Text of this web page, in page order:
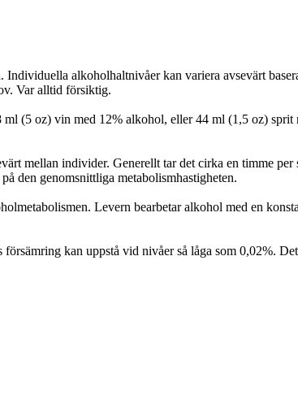
alkoholhaltnivåer kan variera avsevärt
Var alltid försiktig.
(5 oz) vin med 12% alkohol, eller 44 ml (1,5 oz) sprit
mellan individer. Generellt tar det cirka en timme
den genomsnittliga metabolismhastigheten.
Levern bearbetar alkohol med en
kan uppstå vid nivåer så låga som 0,02%.